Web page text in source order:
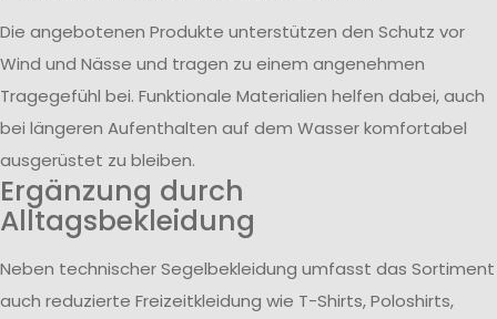
Die angebotenen Produkte unterstützen den Schutz vor
Wind und Nässe und tragen zu einem angenehmen
Tragegefühl bei. Funktionale Materialien helfen dabei, auch
bei längeren Aufenthalten auf dem Wasser komfortabel
ausgerüstet zu bleiben.
Ergänzung durch
Alltagsbekleidung
Neben technischer Segelbekleidung umfasst das Sortiment
auch reduzierte Freizeitkleidung wie T-Shirts, Poloshirts,